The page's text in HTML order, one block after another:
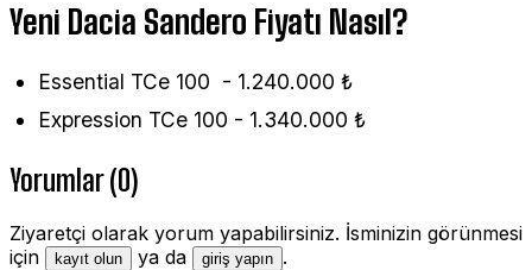
Yeni Dacia Sandero Fiyatı Nasıl?
Essential TCe 100 - 1.240.000 ₺
Expression TCe 100 - 1.340.000 ₺
Yorumlar (0)
Ziyaretçi olarak yorum yapabilirsiniz. İsminizin görünmesi
için
kayıt olun ya da giriş yapın .